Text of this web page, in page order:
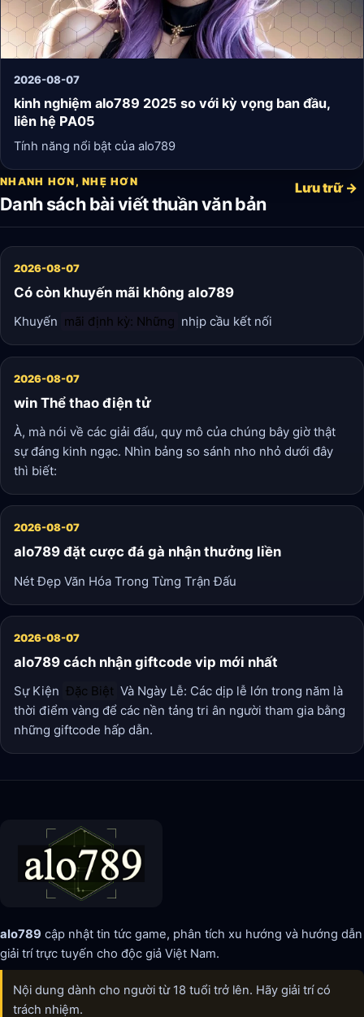
2026-08-07
kinh nghiệm alo789 2025 so với kỳ vọng ban đầu,
liên hệ PA05
Tính năng nổi bật của alo789
NHANH HƠN, NHẸ HƠN
Danh sách bài viết thuần văn bản
Lưu trữ →
2026-08-07
Có còn khuyến mãi không alo789
Khuyến mãi định kỳ: Những nhịp cầu kết nối
2026-08-07
win Thể thao điện tử
À, mà nói về các giải đấu, quy mô của chúng bây giờ thật
sự đáng kinh ngạc. Nhìn bảng so sánh nho nhỏ dưới đây
thì biết:
2026-08-07
alo789 đặt cược đá gà nhận thưởng liền
Nét Đẹp Văn Hóa Trong Từng Trận Đấu
2026-08-07
alo789 cách nhận giftcode vip mới nhất
Sự Kiện Đặc Biệt Và Ngày Lễ: Các dịp lễ lớn trong năm là
thời điểm vàng để các nền tảng tri ân người tham gia bằng
những giftcode hấp dẫn.
alo789 cập nhật tin tức game, phân tích xu hướng và hướng dẫn
giải trí trực tuyến cho độc giả Việt Nam.
Nội dung dành cho người từ 18 tuổi trở lên. Hãy giải trí có
trách nhiệm.